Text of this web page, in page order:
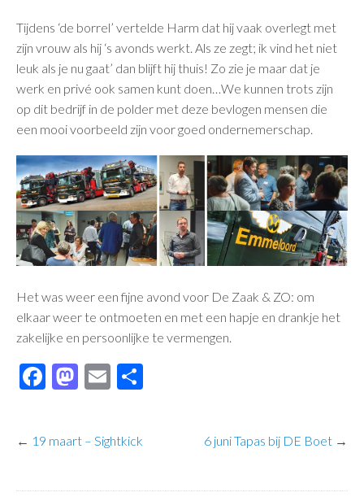
Tijdens ‘de borrel’ vertelde Harm dat hij vaak overlegt met
zijn vrouw als hij ‘s avonds werkt. Als ze zegt; ik vind het niet
leuk als je nu gaat’ dan blijft hij thuis! Zo zie je maar dat je
werk en privé ook samen kunt doen…We kunnen trots zijn
op dit bedrijf in de polder met deze bevlogen mensen die
een mooi voorbeeld zijn voor goed ondernemerschap.
Het was weer een fijne avond voor De Zaak & ZO: om
elkaar weer te ontmoeten en met een hapje en drankje het
zakelijke en persoonlijke te vermengen.
Facebook
Mastodon
Email
6 juni Tapas bij DE Boet →
← 19 maart – Sightkick